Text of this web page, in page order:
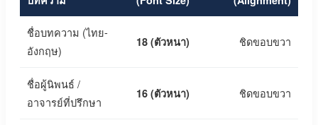
ชื่อบทความ (ไทย-
อังกฤษ)
18 (ตัวหนา) ชิดขอบขวา
ชื่อผู้นิพนธ์ /
อาจารย์ที่ปรึกษา
16 (ตัวหนา) ชิดขอบขวา